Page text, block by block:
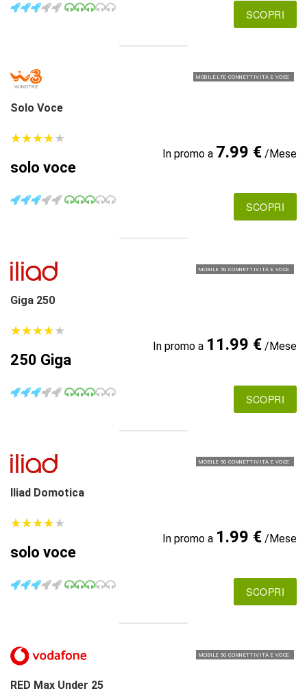
SCOPRI
MOBILE LTE CONNETTIVITÀ E VOCE
Solo Voce
★★★★★
★★★★★
solo voce
In promo a 7.99 €/Mese
SCOPRI
MOBILE 5G CONNETTIVITÀ E VOCE
Giga 250
★★★★★
★★★★★
250 Giga
In promo a 11.99 €/Mese
SCOPRI
MOBILE 5G CONNETTIVITÀ E VOCE
Iliad Domotica
★★★★★
★★★★★
solo voce
In promo a 1.99 €/Mese
SCOPRI
MOBILE 5G CONNETTIVITÀ E VOCE
RED Max Under 25